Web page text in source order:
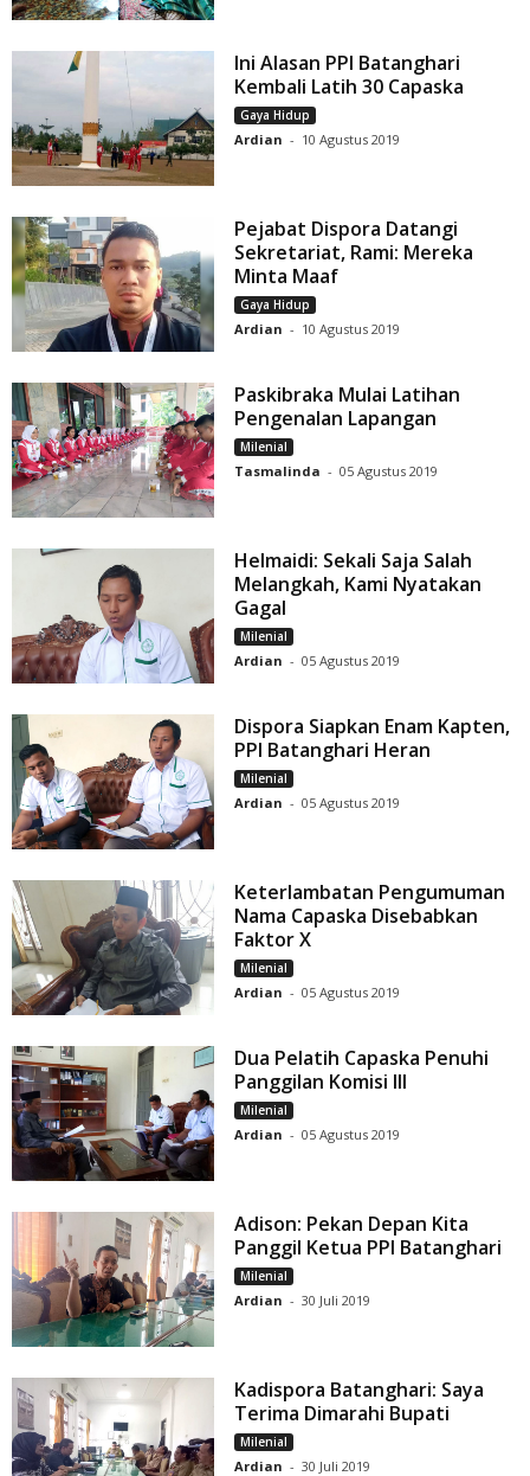
Ini Alasan PPI Batanghari
Kembali Latih 30 Capaska
Gaya Hidup
Ardian - 10 Agustus 2019
Pejabat Dispora Datangi
Sekretariat, Rami: Mereka
Minta Maaf
Gaya Hidup
Ardian - 10 Agustus 2019
Paskibraka Mulai Latihan
Pengenalan Lapangan
Milenial
Tasmalinda - 05 Agustus 2019
Helmaidi: Sekali Saja Salah
Melangkah, Kami Nyatakan
Gagal
Milenial
Ardian - 05 Agustus 2019
Dispora Siapkan Enam Kapten,
PPI Batanghari Heran
Milenial
Ardian - 05 Agustus 2019
Keterlambatan Pengumuman
Nama Capaska Disebabkan
Faktor X
Milenial
Ardian - 05 Agustus 2019
Dua Pelatih Capaska Penuhi
Panggilan Komisi III
Milenial
Ardian - 05 Agustus 2019
Adison: Pekan Depan Kita
Panggil Ketua PPI Batanghari
Milenial
Ardian - 30 Juli 2019
Kadispora Batanghari: Saya
Terima Dimarahi Bupati
Milenial
Ardian - 30 Juli 2019